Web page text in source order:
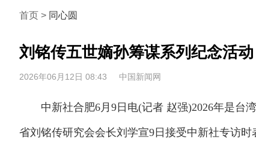
首页 > 同心圆
刘铭传五世嫡孙筹谋系列纪念活
2026年06月12日 08:43 中国新闻网
中新社合肥6月9日电(记者 赵强)2026年是台
省刘铭传研究会会长刘学宣9日接受中新社专访